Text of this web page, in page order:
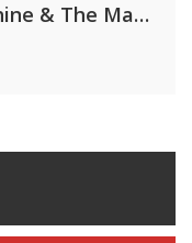
Purple Disco Machine & The Magician